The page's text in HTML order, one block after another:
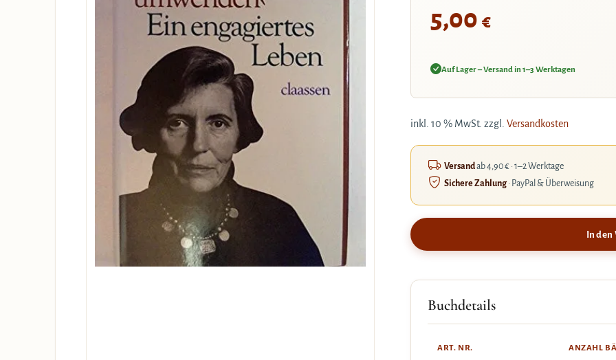
5,00 €
Auf Lager – Versand in 1–3 Werktagen
inkl. 10 % MwSt. zzgl. Versandkosten
Versandab 4,90 € · 1–2 Werktage
Sichere Zahlung· PayPal & Überweisung
In den
Buchdetails
ART. NR. ANZAHL